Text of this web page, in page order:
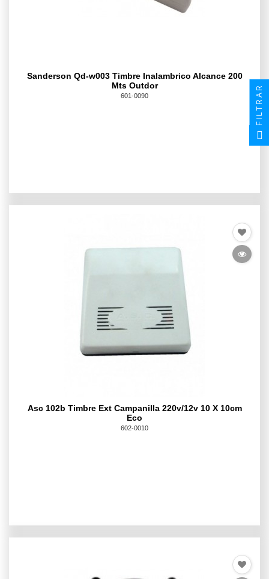
Sanderson Qd-w003 Timbre Inalambrico Alcance 200
Mts Outdor
601-0090
Asc 102b Timbre Ext Campanilla 220v/12v 10 X 10cm
Eco
602-0010
FILTRAR